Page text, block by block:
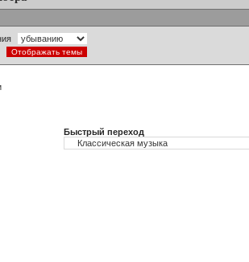
Быстрый переход